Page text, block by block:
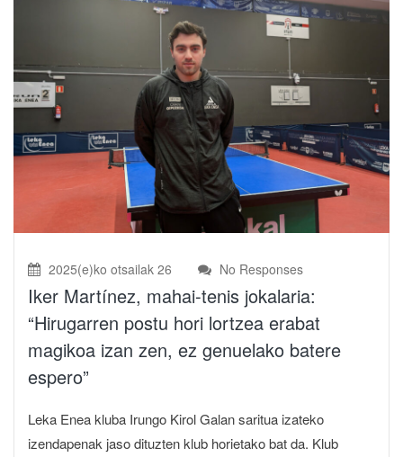
2025(e)ko otsailak 26 No Responses
Iker Martínez, mahai-tenis jokalaria:
“Hirugarren postu hori lortzea erabat
magikoa izan zen, ez genuelako batere
espero”
Leka Enea kluba Irungo Kirol Galan saritua izateko
izendapenak jaso dituzten klub horietako bat da. Klub